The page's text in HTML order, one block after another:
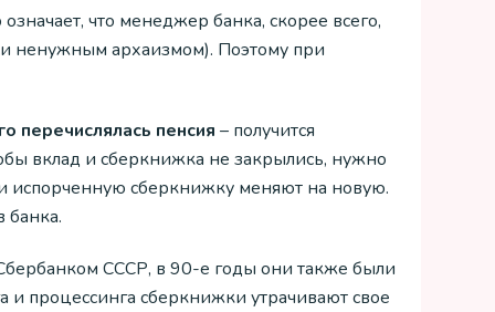
означает, что менеджер банка, скорее всего,
ненужным архаизмом). Поэтому при
перечислялась пенсия – получится
вклад и сберкнижка не закрылись, нужно
испорченную сберкнижку меняют на новую.
СССР, в 90-е годы они также были
и процессинга сберкнижки утрачивают свое